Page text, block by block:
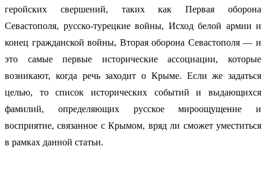
геройских свершений, таких как Первая оборона
Севастополя, русско-турецкие войны, Исход белой армии и
конец гражданской войны, Вторая оборона Севастополя — и
это самые первые исторические ассоциации, которые
возникают, когда речь заходит о Крыме. Если же задаться
целью, то список исторических событий и выдающихся
фамилий, определяющих русское мироощущение и
восприятие, связанное с Крымом, вряд ли сможет уместиться
в рамках данной статьи.